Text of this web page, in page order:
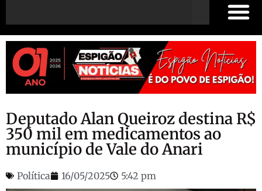
Deputado Alan Queiroz destina R$
350 mil em medicamentos ao
município de Vale do Anari
Política 16/05/2025 5:42 pm